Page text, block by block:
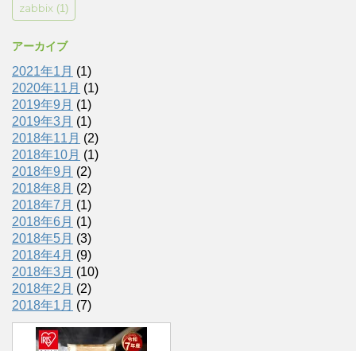
zabbix (1)
アーカイブ
2021年1月 (1)
2020年11月 (1)
2019年9月 (1)
2019年3月 (1)
2018年11月 (2)
2018年10月 (1)
2018年9月 (2)
2018年8月 (2)
2018年7月 (1)
2018年6月 (1)
2018年5月 (3)
2018年4月 (9)
2018年3月 (10)
2018年2月 (2)
2018年1月 (7)